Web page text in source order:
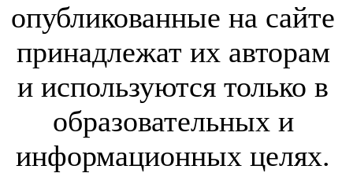
опубликованные на сайте
принадлежат их авторам
и используются только в
образовательных и
информационных целях.